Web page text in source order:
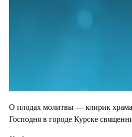
О плодах молитвы — клирик
Господня в городе Курске